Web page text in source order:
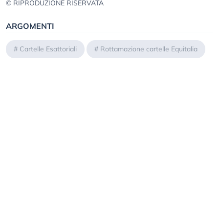
© RIPRODUZIONE RISERVATA
ARGOMENTI
# Cartelle Esattoriali # Rottamazione cartelle Equitalia